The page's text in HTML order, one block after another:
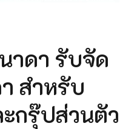
าดา รับจัด
สำหรับ
กรุ๊ปส่วนตัว